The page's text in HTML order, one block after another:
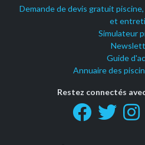
Demande de devis gratuit piscine,
et
Simulateur
Guide
Annuaire des
Restez connectés